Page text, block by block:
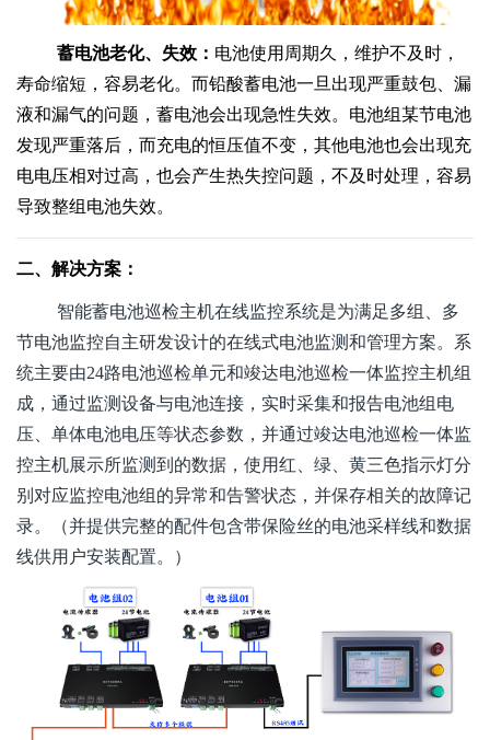
蓄电池老化、失效： 电池使用周期久，维护不及时，
寿命缩短，容易老化。而铅酸蓄电池一旦出现严重鼓包、漏
液和漏气的问题，蓄电池会出现急性失效。电池组某节电池
发现严重落后，而充电的恒压值不变，其他电池也会出现充
电电压相对过高，也会产生热失控问题，不及时处理，容易
导致整组电池失效。
二、解决方案：
智能蓄电池巡检主机在线监控系统是为满足多组、多
节电池监控自主研发设计的在线式电池监测和管理方案。系
统主要由24路电池巡检单元和竣达电池巡检一体监控主机组
成，通过监测设备与电池连接，实时采集和报告电池组电
压、单体电池电压等状态参数，并通过竣达电池巡检一体监
控主机展示所监测到的数据，使用红、绿、黄三色指示灯分
别对应监控电池组的异常和告警状态，并保存相关的故障记
录。（并提供完整的配件包含带保险丝的电池采样线和数据
线供用户安装配置。）